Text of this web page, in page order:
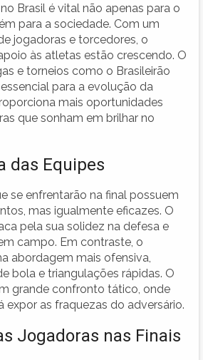
Brasil é vital não apenas para o
para a sociedade. Com um
jogadoras e torcedores, o
às atletas estão crescendo. O
e torneios como o Brasileirão
para a evolução da
mais oportunidades
que sonham em brilhar no
das Equipes
se enfrentarão na final possuem
mas igualmente eficazes. O
pela sua solidez na defesa e
campo. Em contraste, o
abordagem mais ofensiva,
bola e triangulações rápidas. O
grande confronto tático, onde
expor as fraquezas do adversário.
Jogadoras nas Finais